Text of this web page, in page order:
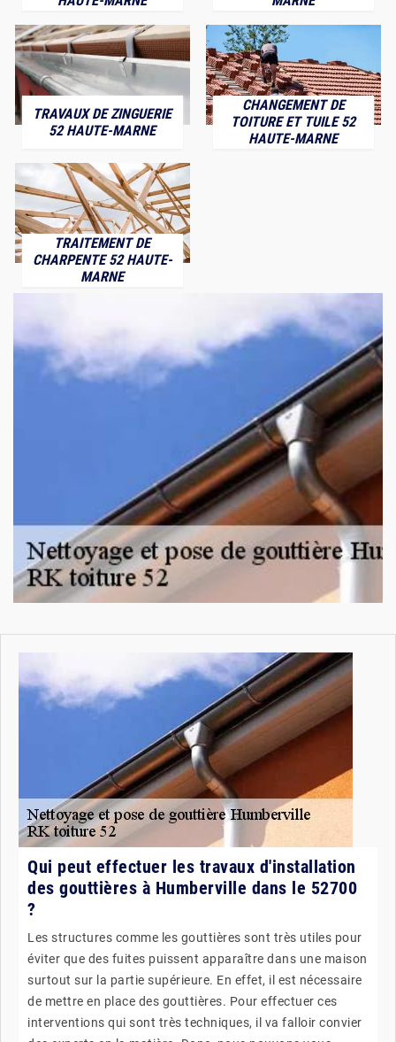
TRAVAUX DE ZINGUERIE
52 HAUTE-MARNE
CHANGEMENT DE
TOITURE ET TUILE 52
HAUTE-MARNE
TRAITEMENT DE
CHARPENTE 52 HAUTE-
MARNE
Qui peut effectuer les travaux d'installation
des gouttières à Humberville dans le 52700
?
Les structures comme les gouttières sont très utiles pour
éviter que des fuites puissent apparaître dans une maison
surtout sur la partie supérieure. En effet, il est nécessaire
de mettre en place des gouttières. Pour effectuer ces
interventions qui sont très techniques, il va falloir convier